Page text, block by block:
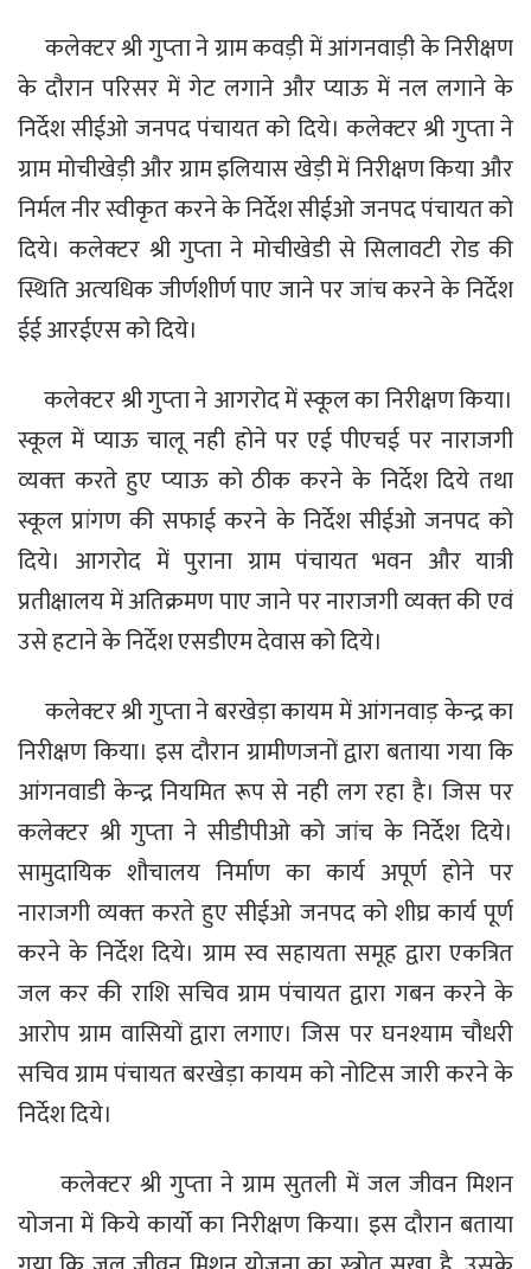
कलेक्टर श्री गुप्‍ता ने ग्राम कवड़ी में आंगनवाड़ी के निरीक्षण
के दौरान परिसर में गेट लगाने और प्याऊ में नल लगाने के
निर्देश सीईओ जनपद पंचायत को दिये। कलेक्‍टर श्री गुप्‍ता ने
ग्राम मोचीखेड़ी और ग्राम इलियास खेड़ी में निरीक्षण किया और
निर्मल नीर स्वीकृत करने के निर्देश सीईओ जनपद पंचायत को
दिये। कलेक्‍टर श्री गुप्‍ता ने मोचीखेडी से सिलावटी रोड की
स्थिति अत्‍यधिक जीर्णशीर्ण पाए जाने पर जांच करने के निर्देश
ईई आरईएस को दिये।
कलेक्टर श्री गुप्‍ता ने आगरोद में स्‍कूल का निरीक्षण किया।
स्कूल में प्याऊ चालू नही होने पर एई पीएचई पर नाराजगी
व्‍यक्‍त करते हुए प्‍याऊ को ठीक करने के निर्देश दिये तथा
स्कूल प्रांगण की सफाई करने के निर्देश सीईओ जनपद को
दिये। आगरोद में पुराना ग्राम पंचायत भवन और यात्री
प्रतीक्षालय में अतिक्रमण पाए जाने पर नाराजगी व्‍यक्‍त की एवं
उसे हटाने के निर्देश एसडीएम देवास को दिये।
कलेक्टर श्री गुप्‍ता ने बरखेड़ा कायम में आंगनवाड़ केन्‍द्र का
निरीक्षण किया। इस दौरान ग्रामीणजनों द्वारा बताया गया कि
आंगनवाडी केन्‍द्र नियमित रूप से नही लग रहा है। जिस पर
कलेक्‍टर श्री गुप्‍ता ने सीडीपीओ को जांच के निर्देश दिये।
सामुदायिक शौचालय निर्माण का कार्य अपूर्ण होने पर
नाराजगी व्‍यक्‍त करते हुए सीईओ जनपद को शीघ्र कार्य पूर्ण
करने के निर्देश दिये। ग्राम स्‍व सहायता समूह द्वारा एकत्रित
जल कर की राशि सचिव ग्राम पंचायत द्वारा गबन करने के
आरोप ग्राम वासियों द्वारा लगाए। जिस पर घनश्याम चौधरी
सचिव ग्राम पंचायत बरखेड़ा कायम को नोटिस जारी करने के
निर्देश दिये।
कलेक्टर श्री गुप्‍ता ने ग्राम सुतली में जल जीवन मिशन
योजना में किये कार्यो का निरीक्षण किया। इस दौरान बताया